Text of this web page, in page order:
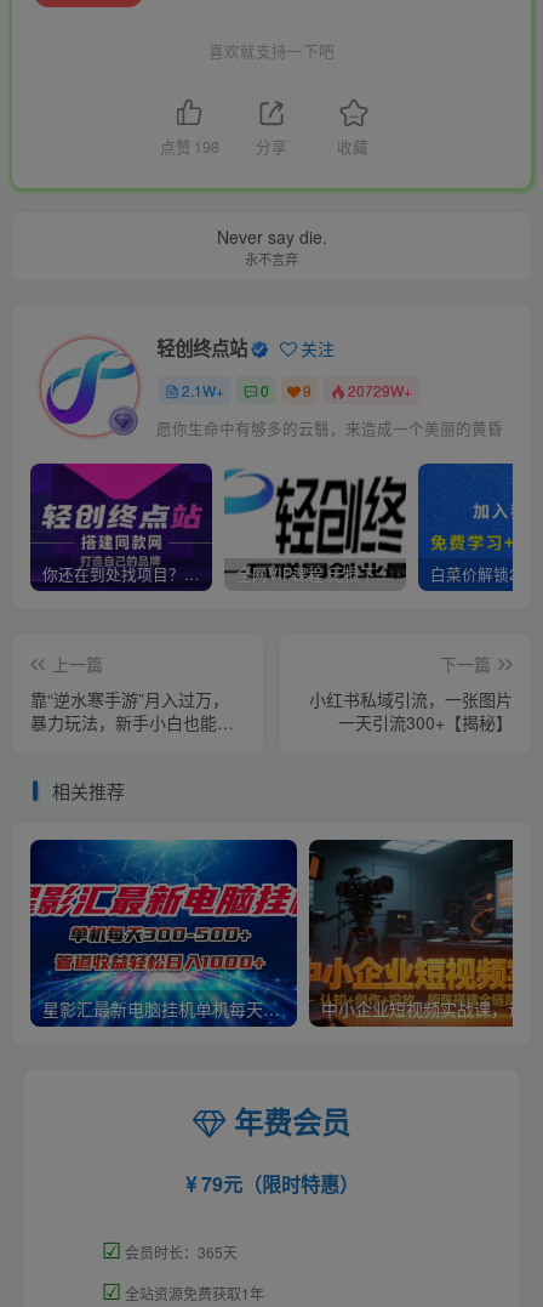
喜欢就支持一下吧
点赞 198 分享 收藏
Never say die.
永不言弃
轻创终点站 关注
2.1W+ 0 9 20729W+
愿你生命中有够多的云翳，来造成一个美丽的黄昏
你还在到处找项目？还在当韭菜？我靠卖项目一个月收入5万+，曾经我也是个失败者。 全网VIP课程 无损下载~
上一篇
靠“逆水寒手游”月入过万，
暴力玩法，新手小白也能轻
下一篇
小红书私域引流，一张图片
一天引流300+【揭秘】
相关推荐
星影汇最新电脑挂机单机每天300+团队管道收益轻松日入1000+
年费会员
79元（限时特惠）
☑ 会员时长：365天
☑ 全站资源免费获取1年